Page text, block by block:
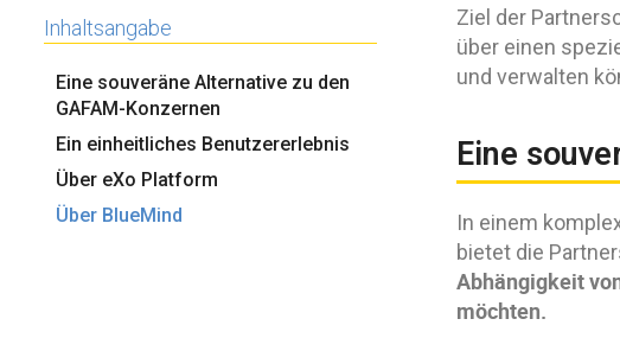
Inhaltsangabe
Eine souveräne Alternative zu den
GAFAM-Konzernen
Ein einheitliches Benutzererlebnis
Über eXo Platform
Über BlueMind
Ziel der
über einen
und verwalten
Eine
In einem
bietet die
Abhängigkeit
möchten.